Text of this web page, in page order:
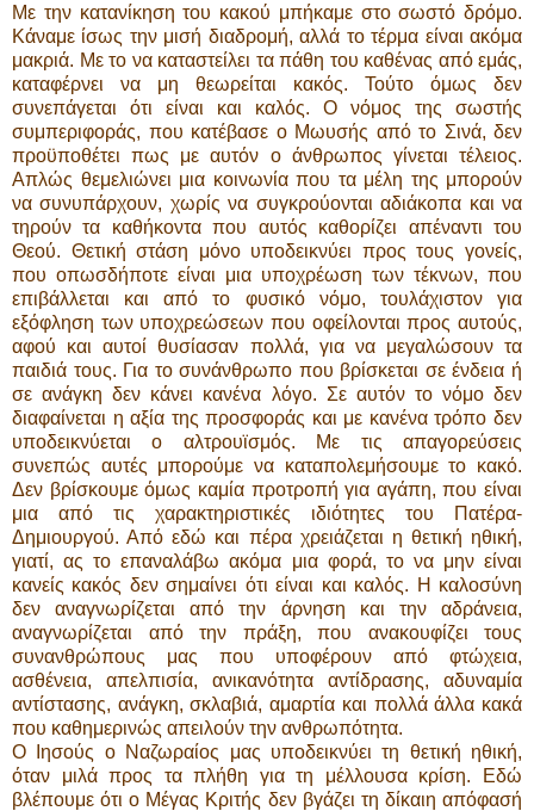
Με την κατανίκηση του κακού μπήκαμε στο σωστό δρόμο.
Κάναμε ίσως την μισή διαδρομή, αλλά το τέρμα είναι ακόμα
μακριά. Με το να καταστείλει τα πάθη του καθένας από εμάς,
καταφέρνει να μη θεωρείται κακός. Τούτο όμως δεν
συνεπάγεται ότι είναι και καλός. Ο νόμος της σωστής
συμπεριφοράς, που κατέβασε ο Μωυσής από το Σινά, δεν
προϋποθέτει πως με αυτόν ο άνθρωπος γίνεται τέλειος.
Απλώς θεμελιώνει μια κοινωνία που τα μέλη της μπορούν
να συνυπάρχουν, χωρίς να συγκρούονται αδιάκοπα και να
τηρούν τα καθήκοντα που αυτός καθορίζει απέναντι του
Θεού. Θετική στάση μόνο υποδεικνύει προς τους γονείς,
που οπωσδήποτε είναι μια υποχρέωση των τέκνων, που
επιβάλλεται και από το φυσικό νόμο, τουλάχιστον για
εξόφληση των υποχρεώσεων που οφείλονται προς αυτούς,
αφού και αυτοί θυσίασαν πολλά, για να μεγαλώσουν τα
παιδιά τους. Για το συνάνθρωπο που βρίσκεται σε ένδεια ή
σε ανάγκη δεν κάνει κανένα λόγο. Σε αυτόν το νόμο δεν
διαφαίνεται η αξία της προσφοράς και με κανένα τρόπο δεν
υποδεικνύεται ο αλτρουϊσμός. Με τις απαγορεύσεις
συνεπώς αυτές μπορούμε να καταπολεμήσουμε το κακό.
Δεν βρίσκουμε όμως καμία προτροπή για αγάπη, που είναι
μια από τις χαρακτηριστικές ιδιότητες του Πατέρα-
Δημιουργού. Από εδώ και πέρα χρειάζεται η θετική ηθική,
γιατί, ας το επαναλάβω ακόμα μια φορά, το να μην είναι
κανείς κακός δεν σημαίνει ότι είναι και καλός. Η καλοσύνη
δεν αναγνωρίζεται από την άρνηση και την αδράνεια,
αναγνωρίζεται από την πράξη, που ανακουφίζει τους
συνανθρώπους μας που υποφέρουν από φτώχεια,
ασθένεια, απελπισία, ανικανότητα αντίδρασης, αδυναμία
αντίστασης, ανάγκη, σκλαβιά, αμαρτία και πολλά άλλα κακά
που καθημερινώς απειλούν την ανθρωπότητα.
Ο Ιησούς ο Ναζωραίος μας υποδεικνύει τη θετική ηθική,
όταν μιλά προς τα πλήθη για τη μέλλουσα κρίση. Εδώ
βλέπουμε ότι ο Μέγας Κριτής δεν βγάζει τη δίκαιη απόφασή